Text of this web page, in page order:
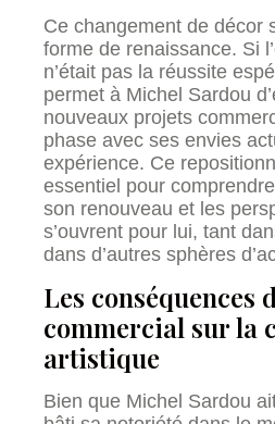
Ce changement de décor
forme de renaissance. Si
n’était pas la réussite
permet à Michel Sardou
nouveaux projets
phase avec ses envies
expérience. Ce
essentiel pour
son renouveau et les
s’ouvrent pour lui, tant
dans d’autres sphères
Les conséquences
commercial sur la
artistique
Bien que Michel Sardou